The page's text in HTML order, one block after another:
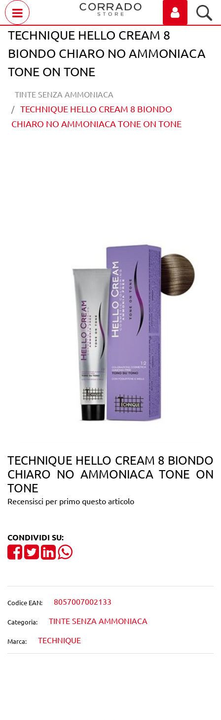
TECHNIQUE HELLO CREAM 8
BIONDO CHIARO NO AMMONIACA
TONE ON TONE
TINTE SENZA AMMONIACA
TECHNIQUE HELLO CREAM 8 BIONDO
CHIARO NO AMMONIACA TONE ON TONE
TECHNIQUE HELLO CREAM 8 BIONDO
CHIARO NO AMMONIACA TONE ON
TONE
Recensisci per primo questo articolo
CONDIVIDI SU:
Share on Facebook
TweetShare on LinkedIn
Codice EAN: 8057007002133
Categoria: TINTE SENZA AMMONIACA
Marca: TECHNIQUE